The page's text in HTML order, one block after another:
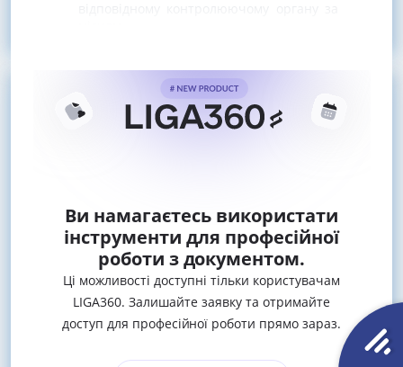
Ви намагаєтесь використати
інструменти для професійної
роботи з документом.
Ці можливості доступні тільки користувачам
LIGA360. Залишайте заявку та отримайте
доступ для професійної роботи прямо зараз.